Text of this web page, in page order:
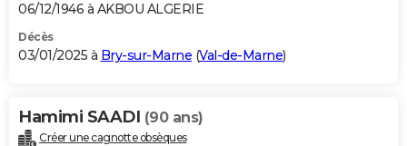
06/12/1946 à AKBOU ALGERIE
Décès
03/01/2025 à Bry-sur-Marne (Val-de-Marne)
Hamimi SAADI (90 ans)
Créer une cagnotte obsèques